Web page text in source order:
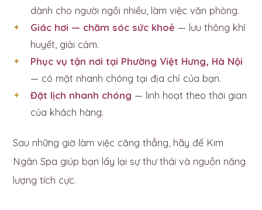
dành cho người ngồi nhiều, làm việc văn phòng.
Giác hơi — chăm sóc sức khoẻ — lưu thông khí
huyết, giải cảm.
Phục vụ tận nơi tại Phường Việt Hưng, Hà Nội
— có mặt nhanh chóng tại địa chỉ của bạn.
Đặt lịch nhanh chóng — linh hoạt theo thời gian
của khách hàng.
Sau những giờ làm việc căng thẳng, hãy để Kim
Ngân Spa giúp bạn lấy lại sự thư thái và nguồn năng
lượng tích cực.